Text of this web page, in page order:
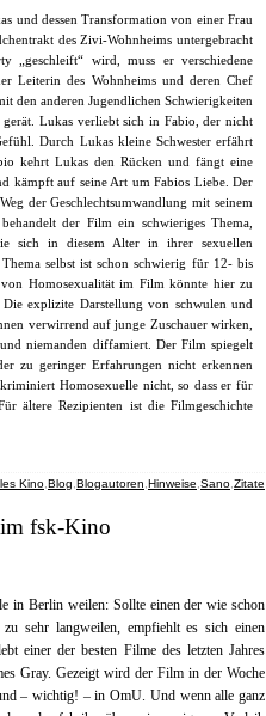
und dessen Transformation von einer Frau
des Zivi-Wohnheims untergebracht
wird, muss er verschiedene
Leiterin des Wohnheims und deren Chef
den anderen Jugendlichen Schwierigkeiten
Lukas verliebt sich in Fabio, der nicht
Durch Lukas kleine Schwester erfährt
kehrt Lukas den Rücken und fängt eine
kämpft auf seine Art um Fabios Liebe. Der
der Geschlechtsumwandlung mit seinem
der Film ein schwieriges Thema,
sich in diesem Alter in ihrer sexuellen
selbst ist schon schwierig für 12- bis
Homosexualität im Film könnte hier zu
explizite Darstellung von schwulen und
verwirrend auf junge Zuschauer wirken,
niemanden diffamiert. Der Film spiegelt
zu geringer Erfahrungen nicht erkennen
Homosexuelle nicht, so dass er für
ältere Rezipienten ist die Filmgeschichte
Kino Blog Blogautoren Hinweise Sano Zitate
fsk-Kino
in Berlin weilen: Sollte einen der wie schon
sehr langweilen, empfiehlt es sich einen
einer der besten Filme des letzten Jahres
Gray. Gezeigt wird der Film in der Woche
– wichtig! – in OmU. Und wenn alle ganz